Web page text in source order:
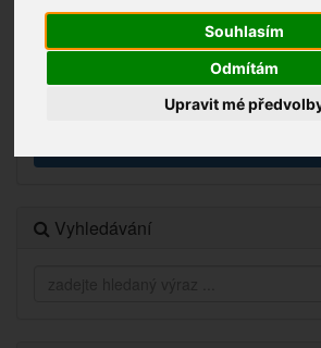
Souhlasím
Odmítám
Upravit mé
Výprodej
Vyhledávání